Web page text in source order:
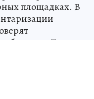
площадках. В
Также